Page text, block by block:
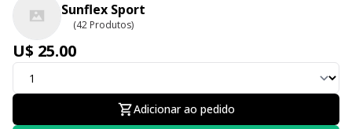
Sunflex Sport
(42 Produtos)
U$ 25.00
Adicionar ao pedido